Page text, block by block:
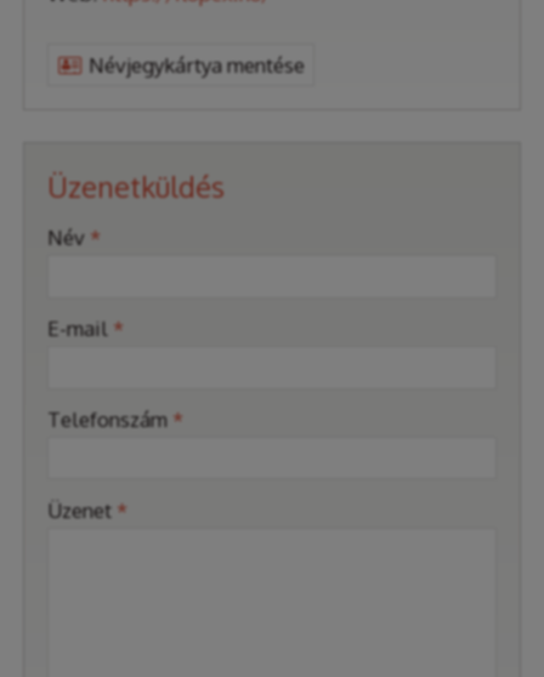
Névjegykártya mentése
Üzenetküldés
Név *
E-mail *
Telefonszám *
Üzenet *